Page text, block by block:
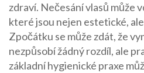
zdraví. Nečesání vlasů může
které jsou nejen estetické,
Zpočátku se může zdát, že
nezpůsobí žádný rozdíl, ale
základní hygienické praxe